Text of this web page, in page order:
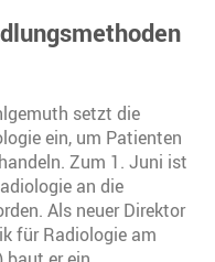
setzt die
ein, um Patienten
Zum 1. Juni ist
an die
Als neuer Direktor
für Radiologie am